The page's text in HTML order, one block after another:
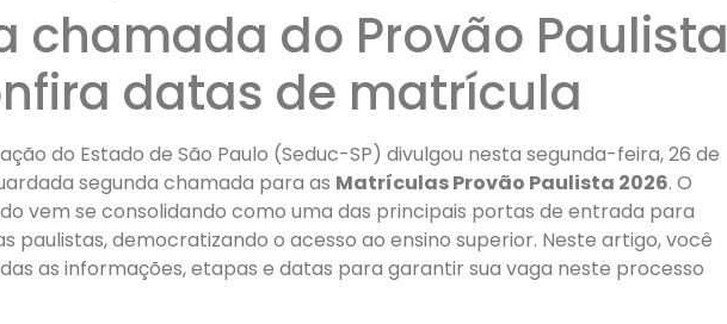
chamada do Provão Paulista
datas de matrícula
do Estado de São Paulo (Seduc-SP) divulgou nesta segunda-feira, 26 de
segunda chamada para as Matrículas Provão Paulista 2026. O
vem se consolidando como uma das principais portas de entrada para
paulistas, democratizando o acesso ao ensino superior. Neste artigo, você
as informações, etapas e datas para garantir sua vaga neste processo